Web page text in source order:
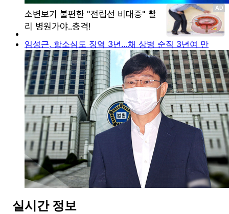
임성근, 항소심도 징역 3년…채 상병 순직 3년여 만
실시간 정보